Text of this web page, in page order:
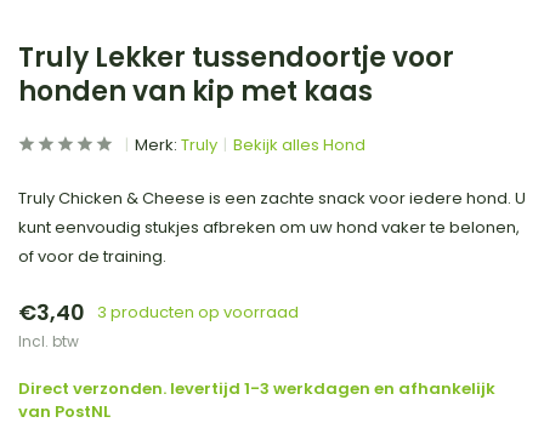
Truly Lekker tussendoortje voor
honden van kip met kaas
Merk: Truly Bekijk alles Hond
Truly Chicken & Cheese is een zachte snack voor iedere hond. U
kunt eenvoudig stukjes afbreken om uw hond vaker te belonen,
of voor de training.
€3,40 3 producten op voorraad
Incl. btw
Direct verzonden. levertijd 1-3 werkdagen en afhankelijk
van PostNL